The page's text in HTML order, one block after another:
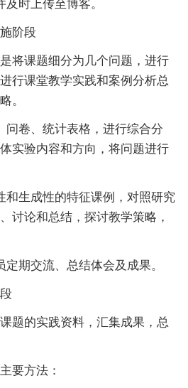
时上传至博客。
阶段
课题细分为几个问题，进行
行课堂教学实践和案例分析总
。
卷、统计表格，进行综合分
实验内容和方向，将问题进行
生成性的特征课例，对照研究
讨论和总结，探讨教学策略，
期交流、总结体会及成果。
的实践资料，汇集成果，总
要方法：